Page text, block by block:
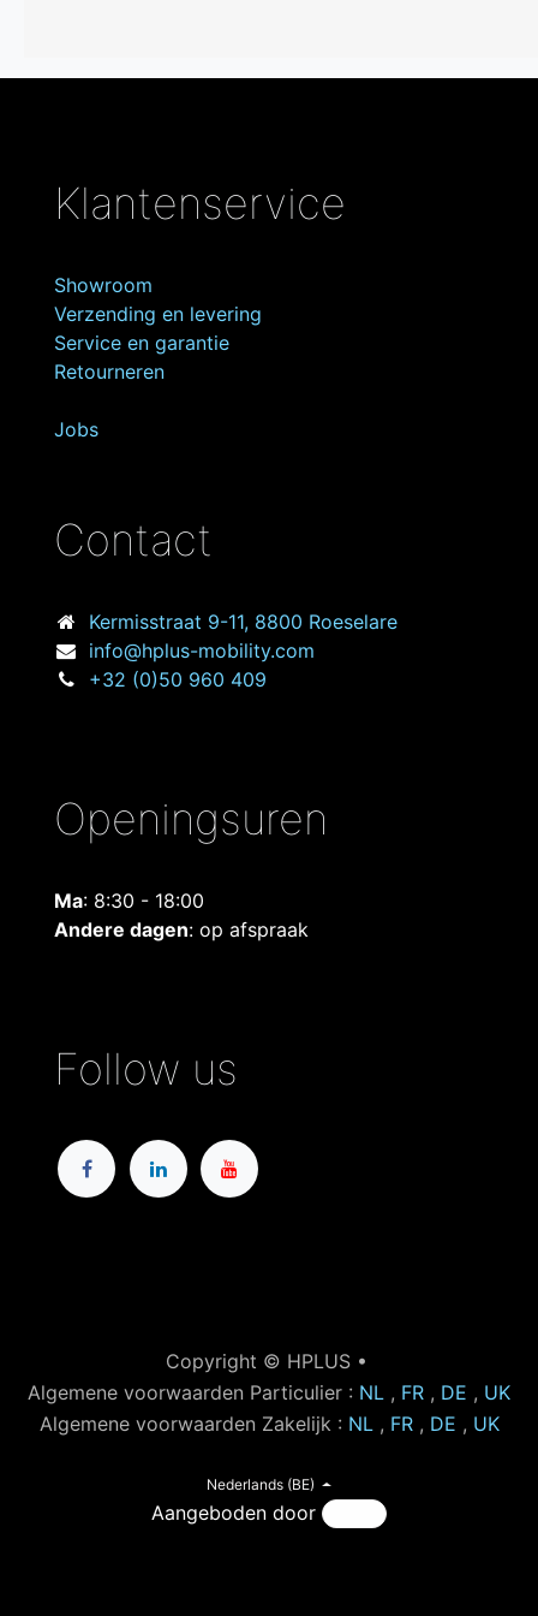
Klantenservice
Showroom
Verzending en levering
Service en garantie
Retourneren
Jobs
Contact
Kermisstraat 9-11, 8800 Roeselare
info@hplus-mobility.com
+32 (0)50 960 409
Openingsuren
Ma: 8:30 - 18:00
Andere dagen: op afspraak
Follow us
Copyright © HPLUS •
Algemene voorwaarden Particulier : NL , FR , DE , UK
Algemene voorwaarden Zakelijk : NL, FR, DE , UK
Nederlands (BE)
Aangeboden door